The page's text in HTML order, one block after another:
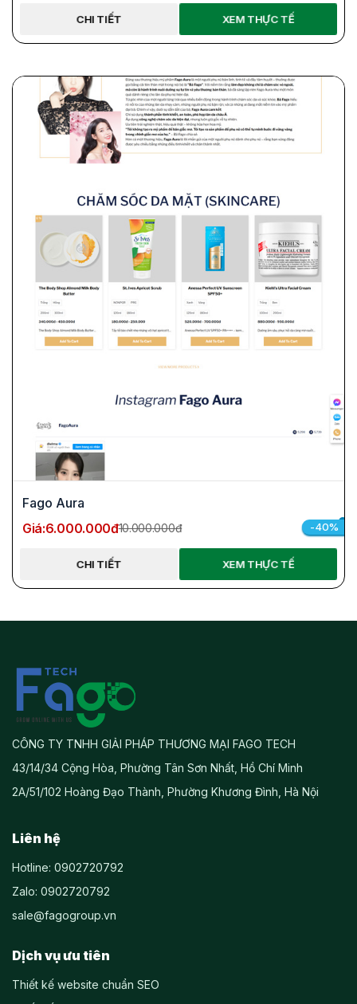
CHI TIẾT XEM THỰC TẾ
Fago Aura
Giá:6.000.000đ10.000.000đ -40%
CHI TIẾT XEM THỰC TẾ
CÔNG TY TNHH GIẢI PHÁP THƯƠNG MẠI FAGO TECH
43/14/34 Cộng Hòa, Phường Tân Sơn Nhất, Hồ Chí Minh
2A/51/102 Hoàng Đạo Thành, Phường Khương Đình, Hà Nội
Liên hệ
Hotline: 0902720792
Zalo: 0902720792
sale@fagogroup.vn
Dịch vụ ưu tiên
Thiết kế website chuẩn SEO